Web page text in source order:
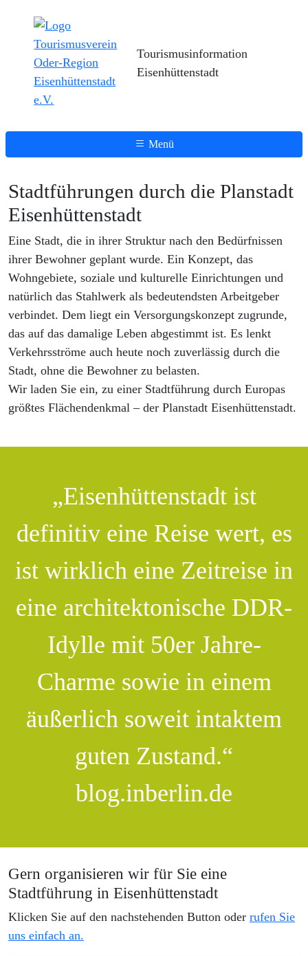
Tourismusinformation
Eisenhüttenstadt
Menü
Stadtführungen durch die Planstadt
Eisenhüttenstadt
Eine Stadt, die in ihrer Struktur nach den Bedürfnissen
ihrer Bewohner geplant wurde. Ein Konzept, das
Wohngebiete, soziale und kulturelle Einrichtungen und
natürlich das Stahlwerk als bedeutendsten Arbeitgeber
verbindet. Dem liegt ein Versorgungskonzept zugrunde,
das auf das damalige Leben abgestimmt ist. Es lenkt
Verkehrsströme auch heute noch zuverlässig durch die
Stadt, ohne die Bewohner zu belasten.
Wir laden Sie ein, zu einer Stadtführung durch Europas
größtes Flächendenkmal – der Planstadt Eisenhüttenstadt.
„Eisenhüttenstadt ist
definitiv eine Reise wert, es
ist wirklich eine Zeitreise in
eine architektonische DDR-
Idylle mit 50er Jahre-
Charme sowie in einem
äußerlich soweit intaktem
guten Zustand.“
blog.inberlin.de
Gern organisieren wir für Sie eine
Stadtführung in Eisenhüttenstadt
Klicken Sie auf den nachstehenden Button oder rufen Sie
uns einfach an.